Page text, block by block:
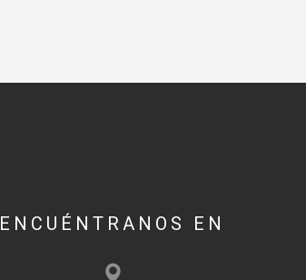
ENCUÉNTRANOS EN